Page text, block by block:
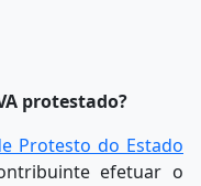
protestado?
Protesto do Estado
efetuar o